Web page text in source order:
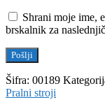
Shrani moje ime,
brskalnik za
Šifra: 00189
Pralni stroji